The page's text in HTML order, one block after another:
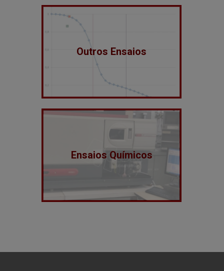
Outros Ensaios
Ensaios Químicos